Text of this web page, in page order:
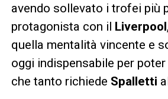
avendo sollevato i trofei più
protagonista con il Liverpool
quella mentalità vincente e
oggi indispensabile per
che tanto richiede Spalletti